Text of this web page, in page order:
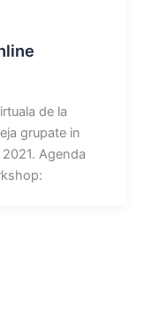
de la
grupate in
Agenda